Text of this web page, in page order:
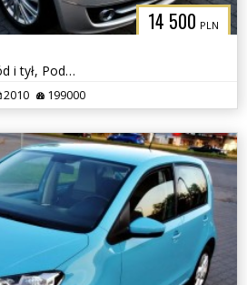
14 500 PLN
Czujniki parkowania przód i tył, Podgrzewane fotele
2010 199000